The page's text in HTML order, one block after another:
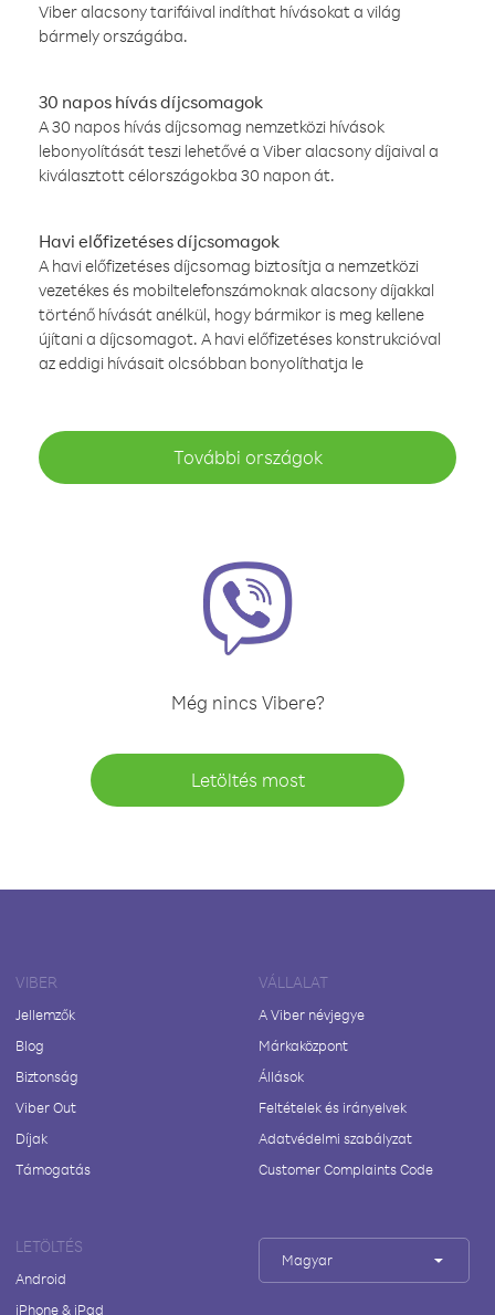
Viber alacsony tarifáival indíthat hívásokat a világ
bármely országába.
30 napos hívás díjcsomagok
A 30 napos hívás díjcsomag nemzetközi hívások
lebonyolítását teszi lehetővé a Viber alacsony díjaival a
kiválasztott célországokba 30 napon át.
Havi előfizetéses díjcsomagok
A havi előfizetéses díjcsomag biztosítja a nemzetközi
vezetékes és mobiltelefonszámoknak alacsony díjakkal
történő hívását anélkül, hogy bármikor is meg kellene
újítani a díjcsomagot. A havi előfizetéses konstrukcióval
az eddigi hívásait olcsóbban bonyolíthatja le
További országok
Még nincs Vibere?
Letöltés most
VIBER
Jellemzők
Blog
Biztonság
Viber Out
Díjak
Támogatás
VÁLLALAT
A Viber névjegye
Márkaközpont
Állások
Feltételek és irányelvek
Adatvédelmi szabályzat
Customer Complaints Code
LETÖLTÉS
Android
iPhone & iPad
Magyar